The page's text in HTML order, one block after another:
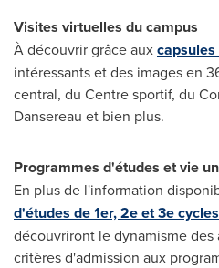
Visites virtuelles du campus
À découvrir grâce aux
intéressants et des images en
central, du Centre sportif, du
Dansereau et bien plus.
Programmes d'études et vie
En plus de l'information
d'études de 1er, 2e et 3e cycles
découvriront le dynamisme
critères d'admission aux